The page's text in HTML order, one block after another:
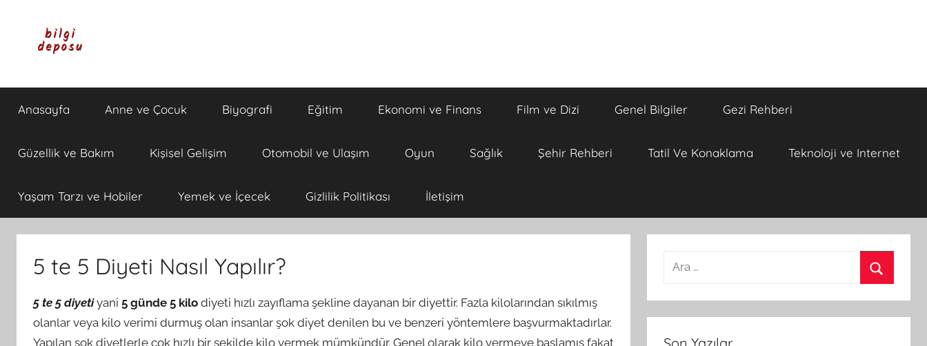
Bilgi
Deposu
Bilgi,
Günlük
Anasayfa Anne ve Çocuk Biyografi Eğitim Ekonomi ve Finans Film ve Dizi Genel Bilgiler Gezi Rehberi
Güzellik ve Bakım Kişisel Gelişim Otomobil ve Ulaşım Oyun Sağlık Şehir Rehberi Tatil Ve Konaklama Teknoloji ve Internet
Yaşam Tarzı ve Hobiler Yemek ve İçecek Gizlilik Politikası İletişim
5 te 5 Diyeti Nasıl Yapılır?
5 te 5 diyetiyani 5 günde 5 kilo diyeti hızlı zayıflama şekline dayanan bir diyettir. Fazla kilolarından sıkılmış
olanlar veya kilo verimi durmuş olan insanlar şok diyet denilen bu ve benzeri yöntemlere başvurmaktadırlar.
Yapılan şok diyetlerle çok hızlı bir şekilde kilo vermek mümkündür. Genel olarak kilo vermeye başlamış fakat
a
m
a
Son Yazılar